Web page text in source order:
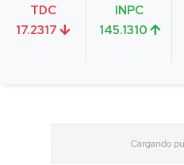
TDC
17.2317
INPC
145.1310